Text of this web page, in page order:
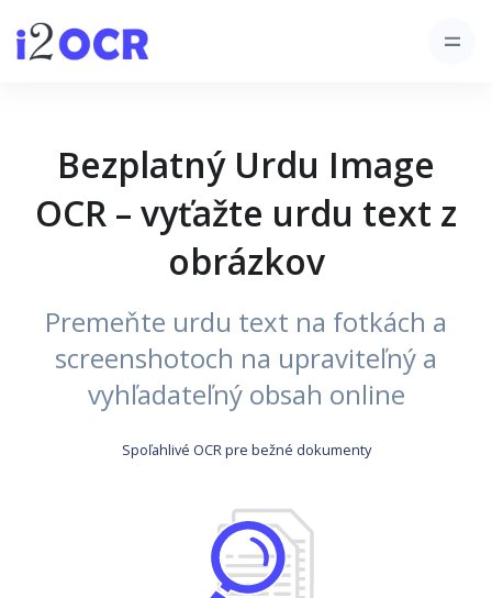
Bezplatný Urdu Image
OCR – vyťažte urdu text z
obrázkov
Premeňte urdu text na fotkách a
screenshotoch na upraviteľný a
vyhľadateľný obsah online
Spoľahlivé OCR pre bežné dokumenty